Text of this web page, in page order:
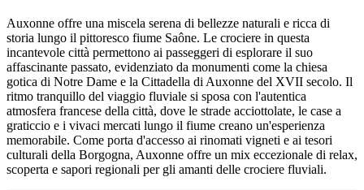
Auxonne offre una miscela serena di bellezze naturali e ricca di
storia lungo il pittoresco fiume Saône. Le crociere in questa
incantevole città permettono ai passeggeri di esplorare il suo
affascinante passato, evidenziato da monumenti come la chiesa
gotica di Notre Dame e la Cittadella di Auxonne del XVII secolo. Il
ritmo tranquillo del viaggio fluviale si sposa con l'autentica
atmosfera francese della città, dove le strade acciottolate, le case a
graticcio e i vivaci mercati lungo il fiume creano un'esperienza
memorabile. Come porta d'accesso ai rinomati vigneti e ai tesori
culturali della Borgogna, Auxonne offre un mix eccezionale di relax,
scoperta e sapori regionali per gli amanti delle crociere fluviali.